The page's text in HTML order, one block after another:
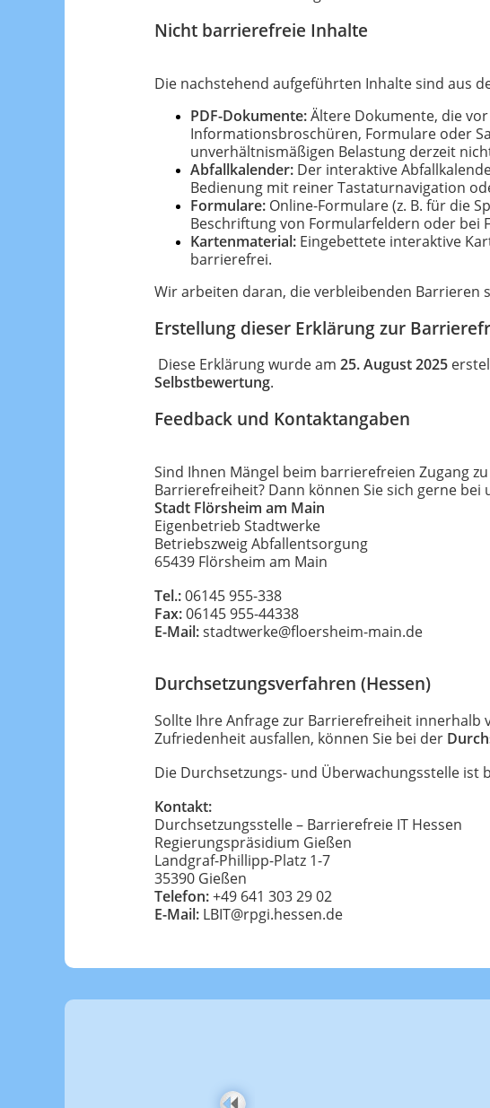
Nicht barrierefreie Inhalte
Die nachstehend aufgeführten Inhalte sind aus
PDF-Dokumente:Ältere Dokumente, die
Informationsbroschüren, Formulare oder
unverhältnismäßigen Belastung derzeit
Abfallkalender: Der interaktive
Bedienung mit reiner Tastaturnavigation
Formulare: Online-Formulare (z. B. für die
Beschriftung von Formularfeldern oder bei
Kartenmaterial: Eingebettete interaktive
barrierefrei.
Wir arbeiten daran, die verbleibenden Barrieren
Erstellung dieser Erklärung zur
Diese Erklärung wurde am 25. August 2025
Selbstbewertung.
Feedback und Kontaktangaben
Sind Ihnen Mängel beim barrierefreien Zugang
Barrierefreiheit? Dann können Sie sich gerne bei
Stadt Flörsheim am Main
Eigenbetrieb Stadtwerke
Betriebszweig Abfallentsorgung
65439 Flörsheim am Main
Tel.:06145 955-338
Fax:06145 955-44338
E-Mail:stadtwerke@floersheim-main.de
Durchsetzungsverfahren (Hessen)
Sollte Ihre Anfrage zur Barrierefreiheit
Zufriedenheit ausfallen, können Sie bei der
Die Durchsetzungs- und Überwachungsstelle
Kontakt:
Durchsetzungsstelle – Barrierefreie IT Hessen
Regierungspräsidium Gießen
Landgraf-Phillipp-Platz 1-7
35390 Gießen
Telefon:+49 641 303 29 02
E-Mail: LBIT@rpgi.hessen.de